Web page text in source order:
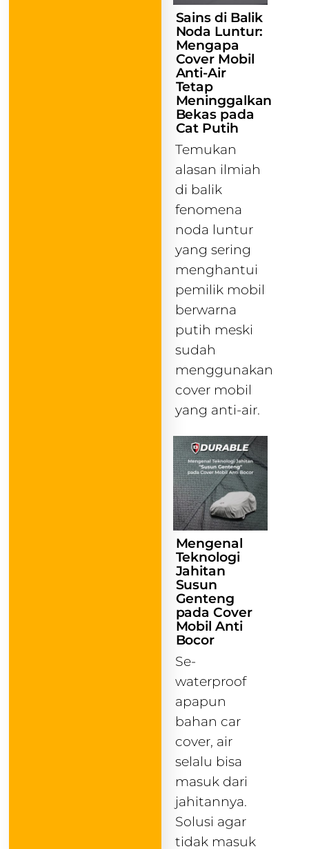
Sains di Balik
Noda Luntur:
Mengapa
Cover Mobil
Anti-Air
Tetap
Meninggalkan
Bekas pada
Cat Putih
Temukan
alasan ilmiah
di balik
fenomena
noda luntur
yang sering
menghantui
pemilik mobil
berwarna
putih meski
sudah
menggunakan
cover mobil
yang anti-air.
Mengenal
Teknologi
Jahitan
Susun
Genteng
pada Cover
Mobil Anti
Bocor
Se-
waterproof
apapun
bahan car
cover, air
selalu bisa
masuk dari
jahitannya.
Solusi agar
tidak masuk